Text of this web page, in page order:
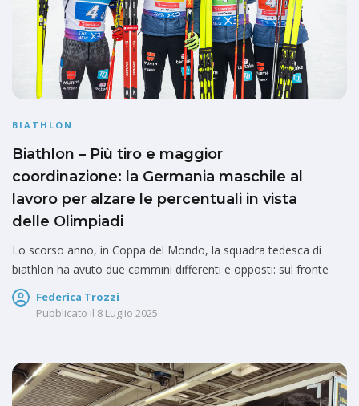
BIATHLON
Biathlon – Più tiro e maggior
coordinazione: la Germania maschile al
lavoro per alzare le percentuali in vista
delle Olimpiadi
Lo scorso anno, in Coppa del Mondo, la squadra tedesca di
biathlon ha avuto due cammini differenti e opposti: sul fronte
Federica Trozzi
Pubblicato il 8 Luglio 2025